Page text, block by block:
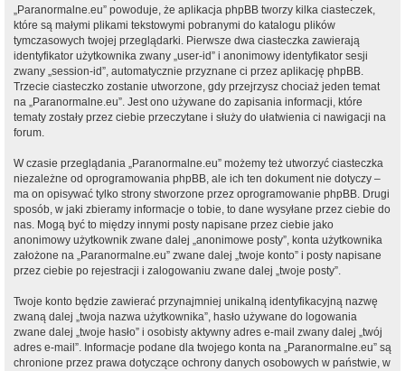
„Paranormalne.eu” powoduje, że aplikacja phpBB tworzy kilka ciasteczek,
które są małymi plikami tekstowymi pobranymi do katalogu plików
tymczasowych twojej przeglądarki. Pierwsze dwa ciasteczka zawierają
identyfikator użytkownika zwany „user-id” i anonimowy identyfikator sesji
zwany „session-id”, automatycznie przyznane ci przez aplikację phpBB.
Trzecie ciasteczko zostanie utworzone, gdy przejrzysz chociaż jeden temat
na „Paranormalne.eu”. Jest ono używane do zapisania informacji, które
tematy zostały przez ciebie przeczytane i służy do ułatwienia ci nawigacji na
forum.
W czasie przeglądania „Paranormalne.eu” możemy też utworzyć ciasteczka
niezależne od oprogramowania phpBB, ale ich ten dokument nie dotyczy –
ma on opisywać tylko strony stworzone przez oprogramowanie phpBB. Drugi
sposób, w jaki zbieramy informacje o tobie, to dane wysyłane przez ciebie do
nas. Mogą być to między innymi posty napisane przez ciebie jako
anonimowy użytkownik zwane dalej „anonimowe posty”, konta użytkownika
założone na „Paranormalne.eu” zwane dalej „twoje konto” i posty napisane
przez ciebie po rejestracji i zalogowaniu zwane dalej „twoje posty”.
Twoje konto będzie zawierać przynajmniej unikalną identyfikacyjną nazwę
zwaną dalej „twoja nazwa użytkownika”, hasło używane do logowania
zwane dalej „twoje hasło” i osobisty aktywny adres e-mail zwany dalej „twój
adres e-mail”. Informacje podane dla twojego konta na „Paranormalne.eu” są
chronione przez prawa dotyczące ochrony danych osobowych w państwie, w